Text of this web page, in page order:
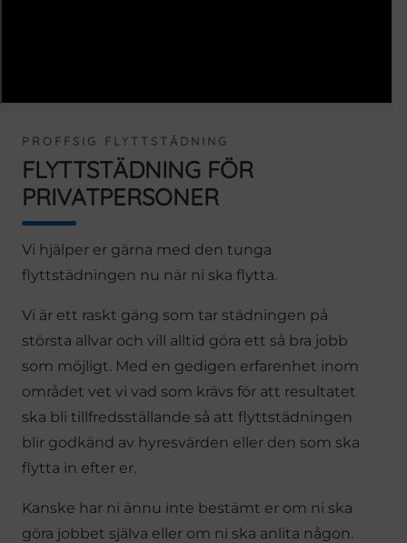
PROFFSIG FLYTTSTÄDNING
FLYTTSTÄDNING FÖR
PRIVATPERSONER
Vi hjälper er gärna med den tunga
flyttstädningen nu när ni ska flytta.
Vi är ett raskt gäng som tar städningen på
största allvar och vill alltid göra ett så bra jobb
som möjligt. Med en gedigen erfarenhet inom
området vet vi vad som krävs för att resultatet
ska bli tillfredsställande så att flyttstädningen
blir godkänd av hyresvärden eller den som ska
flytta in efter er.
Kanske har ni ännu inte bestämt er om ni ska
göra jobbet själva eller om ni ska anlita någon.